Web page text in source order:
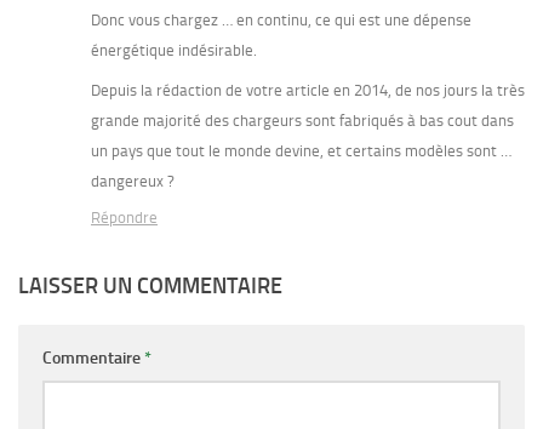
Donc vous chargez … en continu, ce qui est une dépense
énergétique indésirable.
Depuis la rédaction de votre article en 2014, de nos jours la très
grande majorité des chargeurs sont fabriqués à bas cout dans
un pays que tout le monde devine, et certains modèles sont …
dangereux ?
Répondre
LAISSER UN COMMENTAIRE
Commentaire*